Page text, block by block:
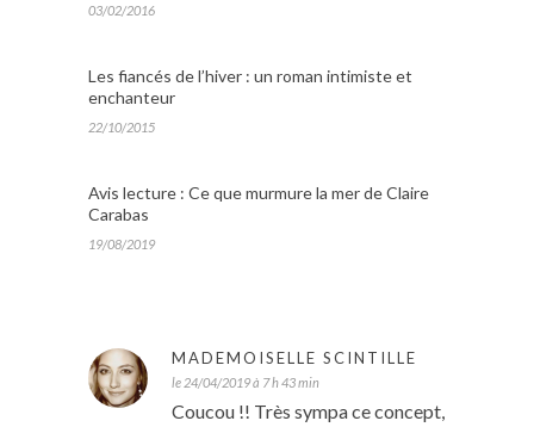
03/02/2016
Les fiancés de l’hiver : un roman intimiste et
enchanteur
22/10/2015
Avis lecture : Ce que murmure la mer de Claire
Carabas
19/08/2019
MADEMOISELLE SCINTILLE
le 24/04/2019 à 7 h 43 min
Coucou !! Très sympa ce concept,